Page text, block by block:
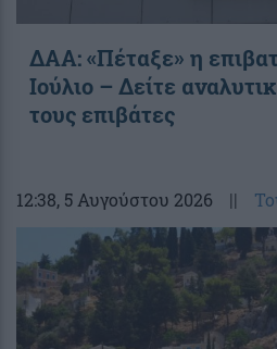
ΔΑΑ: «Πέταξε» η
Ιούλιο – Δείτε
τους επιβάτες
12:38, 5 Αυγούστου 2026 ||